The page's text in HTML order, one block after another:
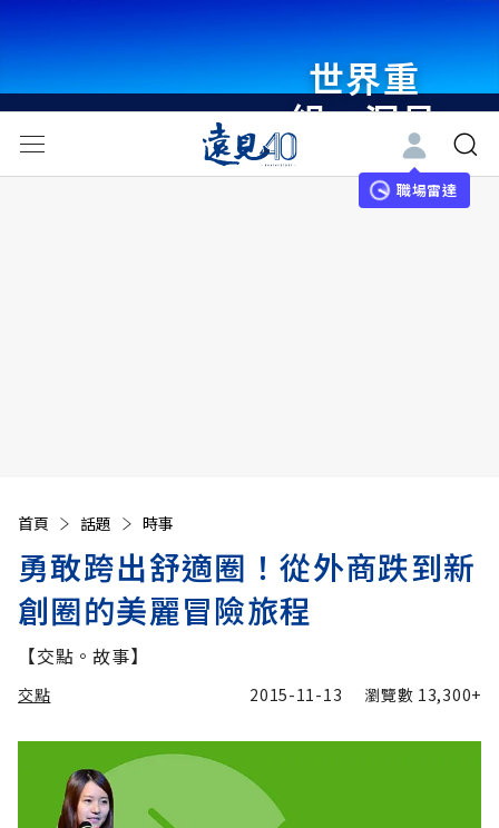
世界重
組・洞見
未來 與
世界領袖
職場雷達
首頁 話題 時事
勇敢跨出舒適圈！從外商跌到新
創圈的美麗冒險旅程
【交點。故事】
交點 2015-11-13 瀏覽數 13,300+